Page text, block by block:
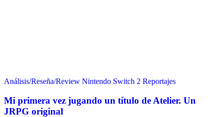
Análisis/Reseña/Review Nintendo Switch 2 Reportajes
Mi primera vez jugando un título de Atelier. Un
JRPG original